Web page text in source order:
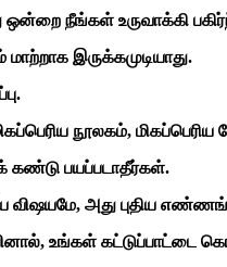
நீங்கள் உருவாக்கி
மாற்றாக இருக்கமுடியாது.
நூலகம், மிகப்பெரிய
கண்டு பயப்படாதீர்கள்.
அது புதிய
உங்கள் கட்டுப்பாட்டை